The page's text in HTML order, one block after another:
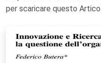
per scaricare questo